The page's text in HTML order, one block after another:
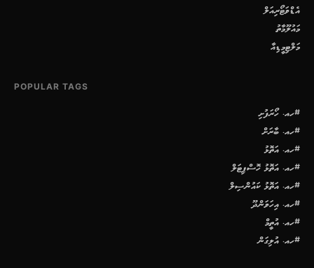
އެޑްވަޓޯރިއަލް
މައުލޫމާތު
މަލްޓިމީޑިއާ
POPULAR TAGS
#ހއ. ހޯރަފުށި
#ހއ. ބާރަށް
#ހއ. އަތޮޅު
#ހއ. އަތޮޅު ހޮސްޕިޓަލް
#ހއ. އަތޮޅު ކައުންސިލް
#ހއ. އިހަވަންދޫ
#ހއ. އުތީމް
#ހއ. އުލިގަން